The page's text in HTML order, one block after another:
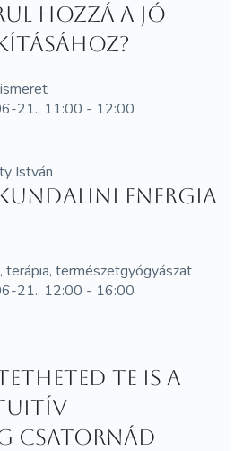
hozzá a jó
21., 11:00 - 12:00
István
ENERGIA
terápia, természetgyógyászat
21., 12:00 - 16:00
Te is a
csatornád